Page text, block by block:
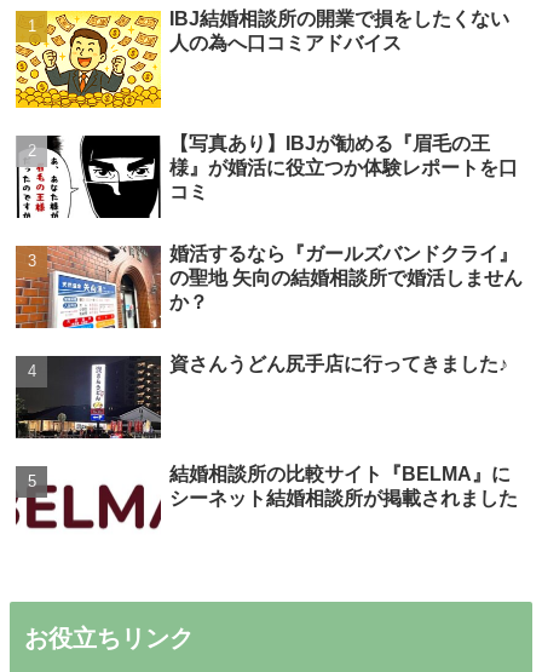
IBJ結婚相談所の開業で損をしたくない
人の為へ口コミアドバイス
【写真あり】IBJが勧める『眉毛の王
様』が婚活に役立つか体験レポートを口
コミ
婚活するなら『ガールズバンドクライ』
の聖地 矢向の結婚相談所で婚活しません
か？
資さんうどん尻手店に行ってきました♪
結婚相談所の比較サイト『BELMA』に
シーネット結婚相談所が掲載されました
お役立ちリンク